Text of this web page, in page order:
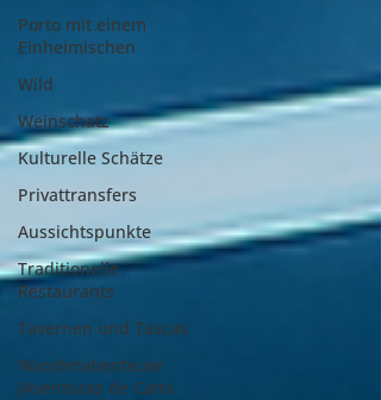
Porto mit einem
Einheimischen
Wild
Weinschatz
Kulturelle Schätze
Privattransfers
Aussichtspunkte
Traditionelle
Restaurants
Tavernen und Tascas
Wanderabenteuer
(Aventuras de Cami